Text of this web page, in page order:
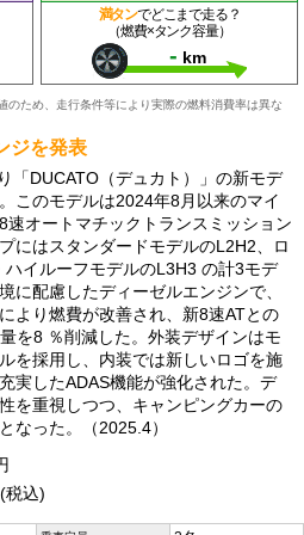
満タンでどこまで走る？
（燃費×タンク容量）
- km
ため、走行条件等により実際の燃料消費率は異な
ジを発表
「DUCATO（デュカト）」の新モデ
このモデルは2024年8月以来のマイ
オートマチックトランスミッション
にはスタンダードモデルのL2H2、ロ
イルーフモデルのL3H3 の計3モデ
に配慮したディーゼルエンジンで、
より燃費が改善され、新8速ATとの
を8 ％削減した。外装デザインはモ
を採用し、内装では新しいロゴを施
実したADAS機能が強化された。デ
を重視しつつ、キャンピングカーの
なった。（2025.4）
税込)